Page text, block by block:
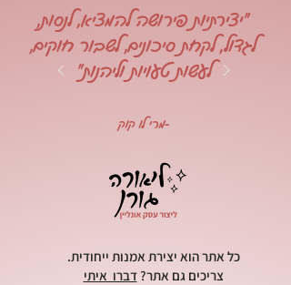
כל אתר הוא יצירת אמנות ייחודית.
צריכים גם אתר?דברו איתי
"יצירתיות פירושה להמציא, לנסות,
לגדול, לקחת סיכונים, לשבור חוקים,
לעשות טעויות וליהנות"
-מרי לו קוק